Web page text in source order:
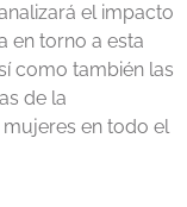
analizará el impacto
en torno a esta
como también las
de la
en todo el